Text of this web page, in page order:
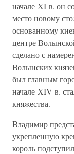
начале XI в. он
место новому
основанному
центре
сделано с
Волынских
был главным
начале XIV в.
княжества.
Владимир
укрепленную
король